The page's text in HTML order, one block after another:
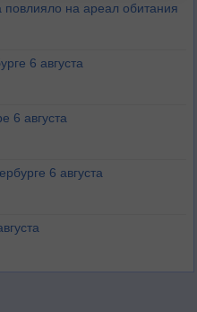
на ареал обитания
6 августа
6 августа
6 августа